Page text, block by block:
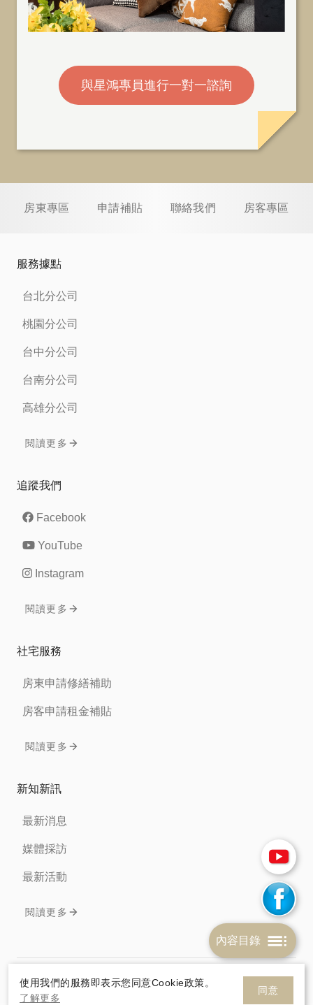
與星鴻專員進行一對一諮詢
房東專區 申請補貼 聯絡我們 房客專區
服務據點
台北分公司
桃園分公司
台中分公司
台南分公司
高雄分公司
閱讀更多
追蹤我們
Facebook
YouTube
Instagram
閱讀更多
社宅服務
房東申請修繕補助
房客申請租金補貼
閱讀更多
新知新訊
最新消息
媒體採訪
最新活動
閱讀更多
免責聲明 隱私權條款 Cookie政策
內容目錄
使用我們的服務即表示您同意Cookie政策。
了解更多
同意